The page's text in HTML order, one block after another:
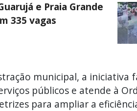
e Praia Grande
335 vagas
municipal, a iniciativa
públicos e atende à
para ampliar a